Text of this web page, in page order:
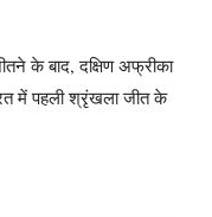
के बाद, दक्षिण अफ्रीका
में पहली श्रृंखला जीत के